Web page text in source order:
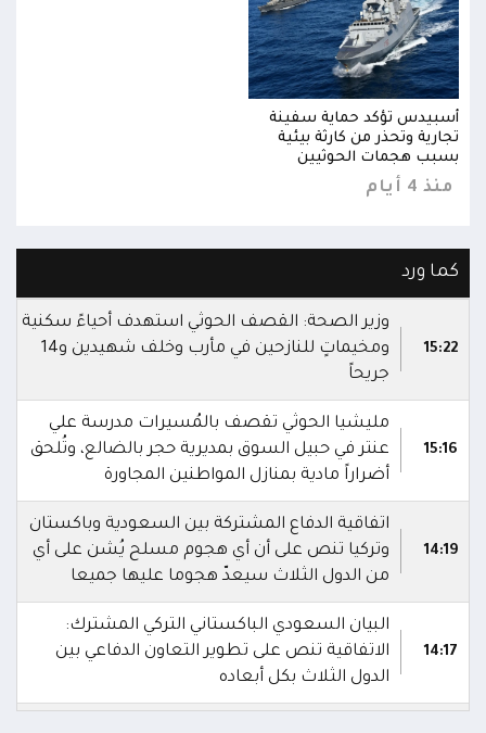
أسبيدس تؤكد حماية سفينة
تجارية وتحذر من كارثة بيئية
بسبب هجمات الحوثيين
منذ 4 أيام
كما ورد
15:22
وزير الصحة: القصف الحوثي استهدف أحياءً سكنية
ومخيماتٍ للنازحين في مأرب وخلف شهيدين و14
جريحاً
15:16
مليشيا الحوثي تقصف بالمُسيرات مدرسة علي
عنتر في حبيل السوق بمديرية حجر بالضالع، وتُلحق
أضراراً مادية بمنازل المواطنين المجاورة
14:19
اتفاقية الدفاع المشتركة بين السعودية وباكستان
وتركيا تنص على أن أي هجوم مسلح يُشن على أي
من الدول الثلاث سيعدّ هجوما عليها جميعا
14:17
البيان السعودي الباكستاني التركي المشترك:
الاتفاقية تنص على تطوير التعاون الدفاعي بين
الدول الثلاث بكل أبعاده